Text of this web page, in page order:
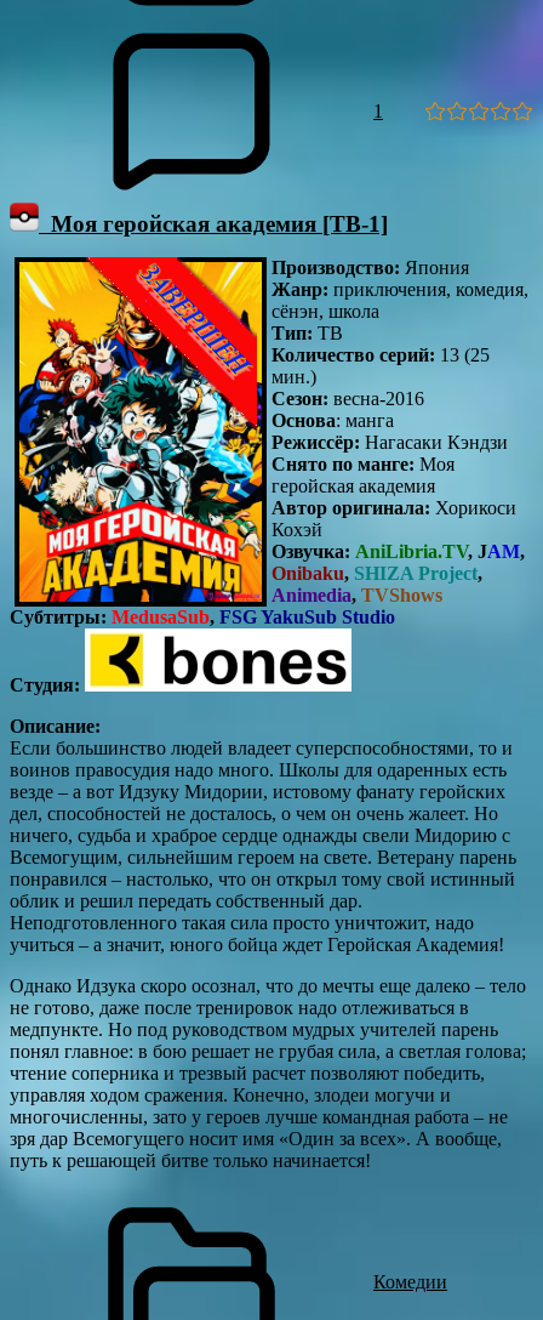
1
Моя геройская академия [ТВ-1]
Производство: Япония
Жанр: приключения, комедия,
сёнэн, школа
Тип: ТВ
Количество серий: 13 (25
мин.)
Сезон: весна-2016
Основа: манга
Режиссёр: Нагасаки Кэндзи
Снято по манге: Моя
геройская академия
Автор оригинала: Хорикоси
Кохэй
Озвучка: AniLibria.TV, JAM,
Onibaku, SHIZA Project,
Animedia, TVShows
Субтитры: MedusaSub, FSG YakuSub Studio
Студия:
Описание:
Если большинство людей владеет суперспособностями, то и
воинов правосудия надо много. Школы для одаренных есть
везде – а вот Идзуку Мидории, истовому фанату геройских
дел, способностей не досталось, о чем он очень жалеет. Но
ничего, судьба и храброе сердце однажды свели Мидорию с
Всемогущим, сильнейшим героем на свете. Ветерану парень
понравился – настолько, что он открыл тому свой истинный
облик и решил передать собственный дар.
Неподготовленного такая сила просто уничтожит, надо
учиться – а значит, юного бойца ждет Геройская Академия!
Однако Идзука скоро осознал, что до мечты еще далеко – тело
не готово, даже после тренировок надо отлеживаться в
медпункте. Но под руководством мудрых учителей парень
понял главное: в бою решает не грубая сила, а светлая голова;
чтение соперника и трезвый расчет позволяют победить,
управляя ходом сражения. Конечно, злодеи могучи и
многочисленны, зато у героев лучше командная работа – не
зря дар Всемогущего носит имя «Один за всех». А вообще,
путь к решающей битве только начинается!
Комедии